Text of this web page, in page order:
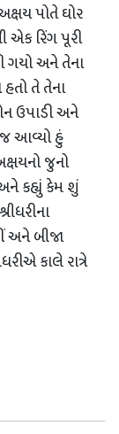
પોતે ઘોર
એક રિંગ પૂરી
ગયો અને તેના
તે તેના
ઉપાડી અને
આવ્યો હું
જુનો
કહ્યું કેમ શું
અને બીજા
કાલે રાત્રે